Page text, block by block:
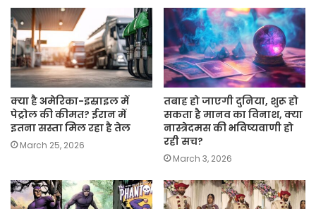
क्या है अमेरिका-इस्राइल में
पेट्रोल की कीमत? ईरान में
इतना सस्ता मिल रहा है तेल
March 25, 2026
तबाह हो जाएगी दुनिया, शुरू हो
सकता है मानव का विनाश, क्या
नास्त्रेदमस की भविष्यवाणी हो
रही सच?
March 3, 2026